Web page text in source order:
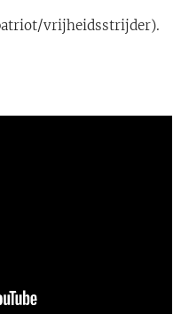
vrijheidsstrijder).